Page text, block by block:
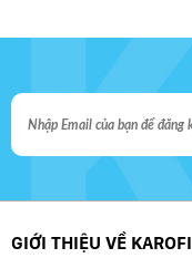
GIỚI THIỆU VỀ KAROFI